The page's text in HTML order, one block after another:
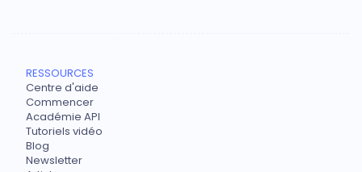
RESSOURCES
Centre d'aide
Commencer
Académie API
Tutoriels vidéo
Blog
Newsletter